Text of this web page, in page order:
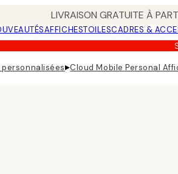
LIVRAISON GRATUITE À
AFFICHESTOILESCADRES &
▸Cloud Mobile Personal